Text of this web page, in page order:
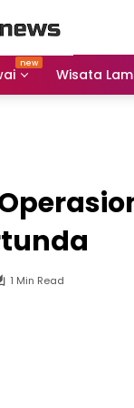
Wisata
1 Min Read